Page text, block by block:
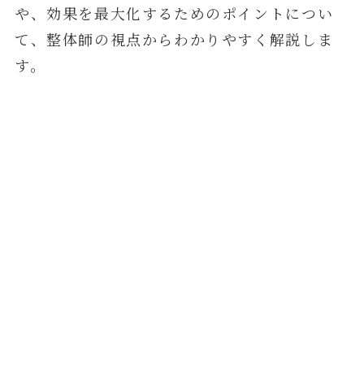
や、効果を最大化するためのポイントについ
て、整体師の視点からわかりやすく解説しま
す。